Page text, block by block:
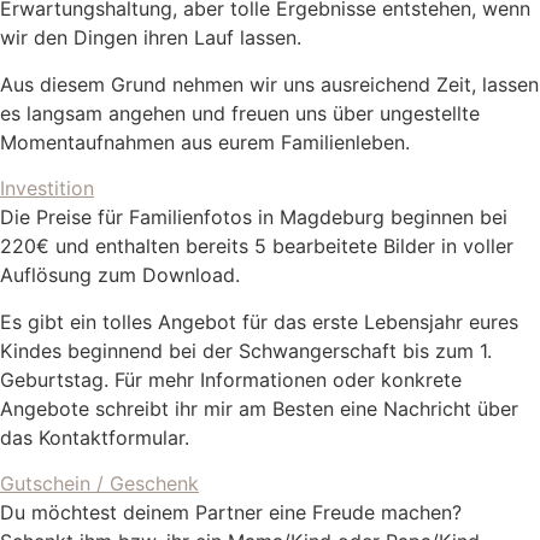
Erwartungshaltung, aber tolle Ergebnisse entstehen, wenn
wir den Dingen ihren Lauf lassen.
Aus diesem Grund nehmen wir uns ausreichend Zeit, lassen
es langsam angehen und freuen uns über ungestellte
Momentaufnahmen aus eurem Familienleben.
Investition
Die Preise für Familienfotos in Magdeburg beginnen bei
220€ und enthalten bereits 5 bearbeitete Bilder in voller
Auflösung zum Download.
Es gibt ein tolles Angebot für das erste Lebensjahr eures
Kindes beginnend bei der Schwangerschaft bis zum 1.
Geburtstag. Für mehr Informationen oder konkrete
Angebote schreibt ihr mir am Besten eine Nachricht über
das Kontaktformular.
Gutschein / Geschenk
Du möchtest deinem Partner eine Freude machen?